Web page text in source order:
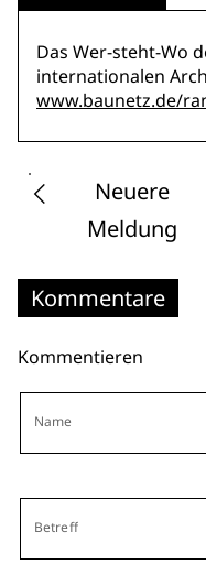
Das Wer-steht-Wo
internationalen
www.baunetz.de/
Neuere
Meldung
Kommentare
Kommentieren
Name
Betreff